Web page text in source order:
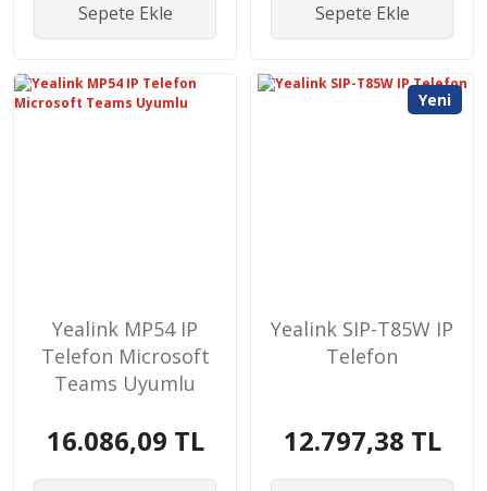
Sepete Ekle Sepete Ekle
Yealink MP54 IP
Telefon Microsoft
Teams Uyumlu
16.086,09 TL
Yeni
Yealink SIP-T85W IP
Telefon
12.797,38 TL